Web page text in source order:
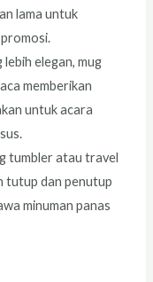
lama untuk
elegan, mug
memberikan
untuk acara
tumbler atau travel
tutup dan penutup
minuman panas